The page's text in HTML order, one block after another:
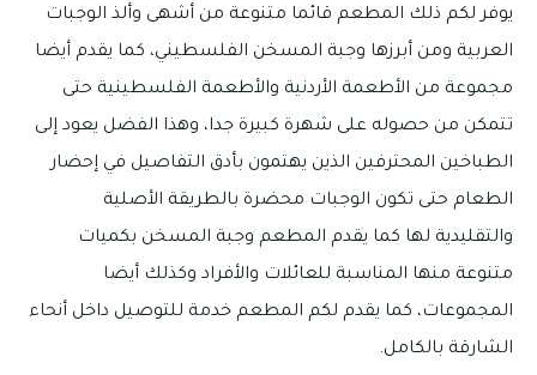
يوفر لكم ذلك المطعم قائما متنوعة من أشهى وألذ الوجبات
العربية ومن أبرزها وجبة المسخن الفلسطيني، كما يقدم أيضا
مجموعة من الأطعمة الأردنية والأطعمة الفلسطينية حتى
تتمكن من حصوله على شهرة كبيرة جدا، وهذا الفضل يعود إلى
الطباخين المحترفين الذين يهتمون بأدق التفاصيل في إحضار
الطعام حتى تكون الوجبات محضرة بالطريقة الأصلية
والتقليدية لها كما يقدم المطعم وجبة المسخن بكميات
متنوعة منها المناسبة للعائلات والأفراد وكذلك أيضا
المجموعات، كما يقدم لكم المطعم خدمة للتوصيل داخل أنحاء
الشارقة بالكامل.